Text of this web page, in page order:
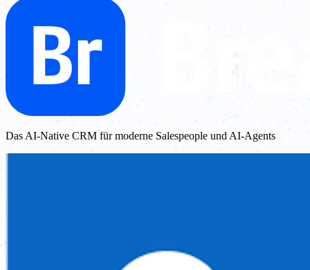
Das AI-Native CRM für moderne Salespeople und AI-Agents